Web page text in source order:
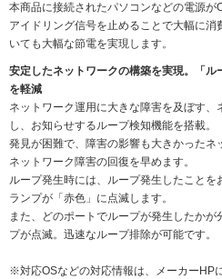
本商品に接続されたパソコンなどの電源
アイドリング信号を止めることで大幅に
いても大幅な節電を実現します。
安定したネットワークの構築を実現。「
を軽減
ネットワーク運用に大きな障害を及ぼす
し、お知らせするループ検知機能を搭載。
発見が困難で、障害の影響も大きかったネ
ネットワーク障害の回復を早めます。
ループ発生時には、ループ発生したこと
ランプが「赤色」に点滅します。
また、どのポートでループが発生したか
プが点滅。迅速なループ排除が可能です。
※対応OSなどの対応情報は、メーカーHP